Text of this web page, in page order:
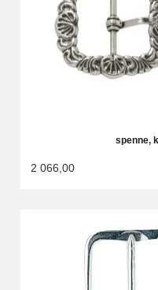
spenne,
2 066,00